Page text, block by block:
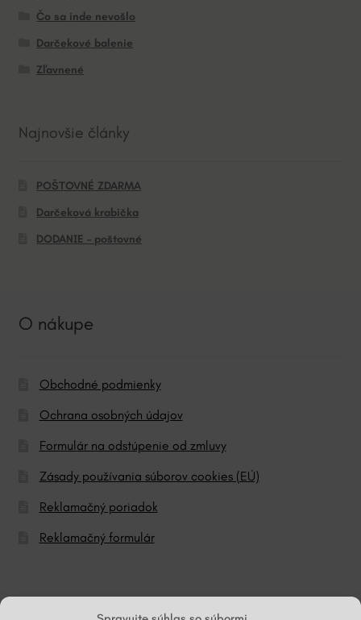
Čo sa inde nevošlo
Darčekové balenie
Zľavnené
Najnovšie články
POŠTOVNÉ ZDARMA
Darčeková krabička
DODANIE – poštovné
O nákupe
Obchodné podmienky
Ochrana osobných údajov
Formulár na odstúpenie od zmluvy
Zásady používania súborov cookies (EÚ)
Reklamačný poriadok
Reklamačný formulár